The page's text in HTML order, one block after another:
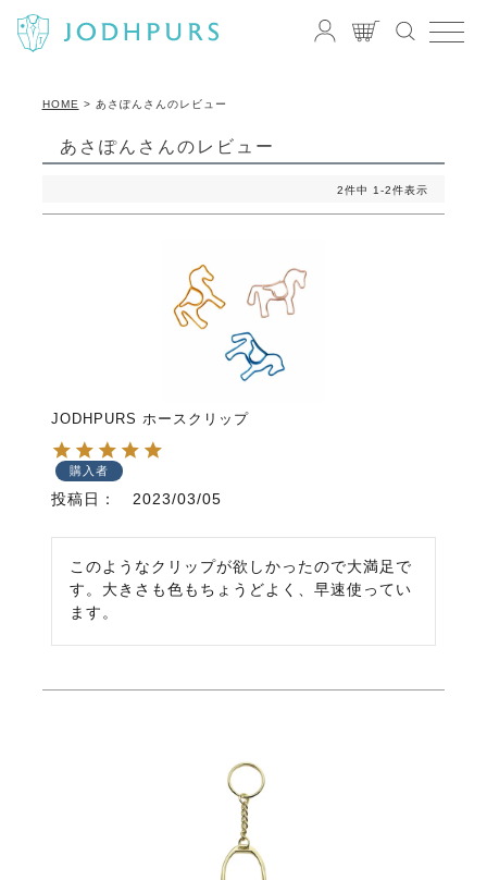
HOME あさぽんさんのレビュー
あさぽんさんのレビュー
2件中 1-2件表示
JODHPURS ホースクリップ
購入者
投稿日 2023/03/05
このようなクリップが欲しかったので大満足で
す。大きさも色もちょうどよく、早速使ってい
ます。